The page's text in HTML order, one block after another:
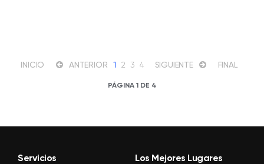
INICIO ANTERIOR 1 2 3 4 SIGUIENTE FINAL
PÁGINA 1 DE 4
Servicios
Los Mejores Lugares